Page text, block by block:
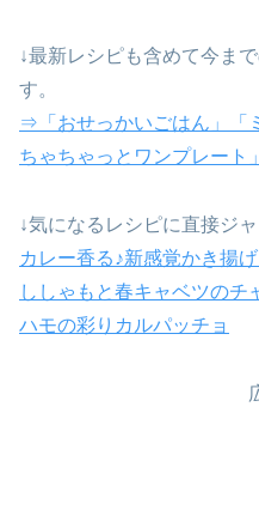
↓最新レシピも含めて今ま
す。
⇒「おせっかいごはん」「
ちゃちゃっとワンプレート
↓気になるレシピに直接ジャ
カレー香る♪新感覚かき揚げ
ししゃもと春キャベツのチ
ハモの彩りカルパッチョ